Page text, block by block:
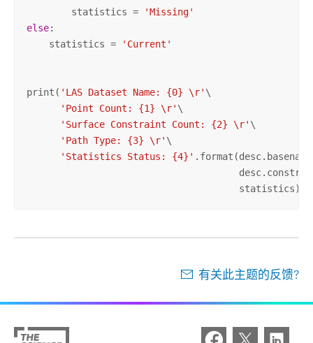
        statistics =
'Missing'
else:
    statistics =
'Current'
print( 'LAS Dataset Name: {0} \r' \
'Point Count: {1} \r' \
'Surface Constraint Count: {2} \r' \
'Path Type: {3} \r' \
'Statistics Status: {4}'
                                      statistics))
有关此主题的反馈?